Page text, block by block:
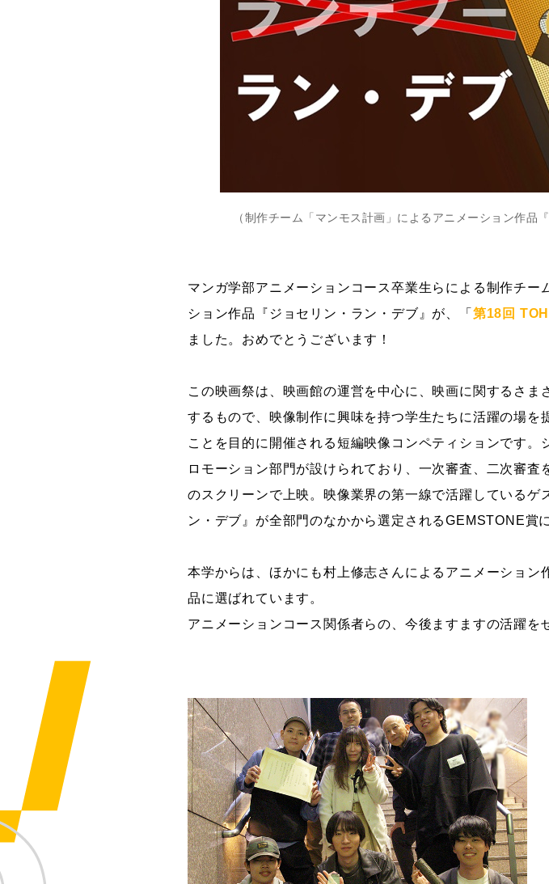
（制作チーム「マンモス計画」によるアニメーション作品
マンガ学部アニメーションコース卒業生らによる制作チ
ション作品『ジョセリン・ラン・デブ』が、「 第18回
ました。おめでとうございます！
この映画祭は、映画館の運営を中心に、映画に関するさ
するもので、映像制作に興味を持つ学生たちに活躍の場
ことを目的に開催される短編映像コンペティションです
ロモーション部門が設けられており、一次審査、二次審
のスクリーンで上映。映像業界の第一線で活躍している
ン・デブ』が全部門のなかから選定されるGEMSTONE賞
本学からは、ほかにも村上修志さんによるアニメーショ
品に選ばれています。
アニメーションコース関係者らの、今後ますますの活躍を